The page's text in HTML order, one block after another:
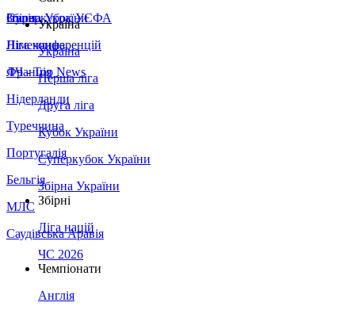
Збірна України
Італія
Німеччина
Франція
Нідерланди
Туреччина
Португалія
Бельгія
МЛС
Саудівська Аравія
Суперкубок УЄФА
Ліга конференцій
ЛЧ - Top News
Україна
Україна
Перша ліга
Друга ліга
Кубок України
Суперкубок України
Збірна України
Збірні
Ліга націй
ЧС 2026
Чемпіонати
Англія